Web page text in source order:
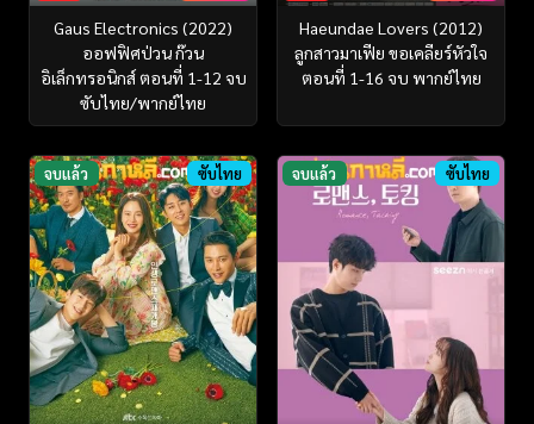
Gaus Electronics (2022)
ออฟฟิศป่วน ก๊วน
อิเล็กทรอนิกส์ ตอนที่ 1-12 จบ
ซับไทย/พากย์ไทย
Haeundae Lovers (2012)
ลูกสาวมาเฟีย ขอเคลียร์หัวใจ
ตอนที่ 1-16 จบ พากย์ไทย
จบแล้ว ซับไทย จบแล้ว ซับไทย